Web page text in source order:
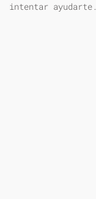
intentar ayudarte.